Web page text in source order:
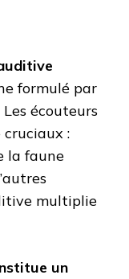
formulé par
écouteurs
cruciaux :
la faune
multiplie
un